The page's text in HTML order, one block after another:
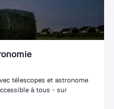
télescopes et astronome
à tous - sur